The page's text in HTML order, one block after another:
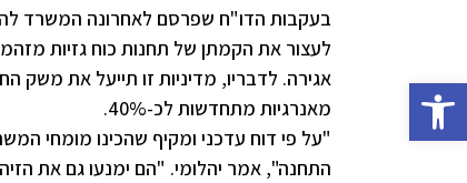
פתח סרגל נגישות
בעקבות הדו"ח שפרסם לאחרונה המשרד
לעצור את הקמתן של תחנות כוח גזיות
אגירה. לדבריו, מדיניות זו תייעל את
מאנרגיות מתחדשות לכ-40%.
"על פי דוח עדכני ומקיף שהכינו מומחי
התחנה", אמר יהלומי. "הם ימנעו גם את